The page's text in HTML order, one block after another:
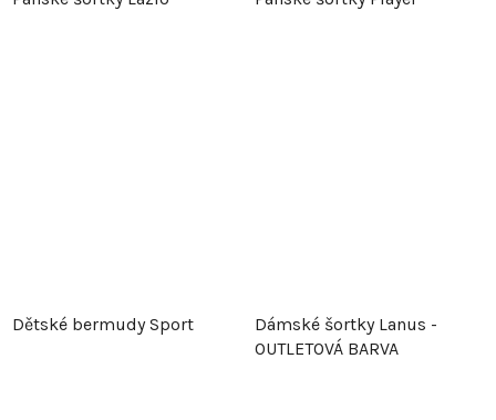
Dětské bermudy Sport
Dámské šortky Lanus -
OUTLETOVÁ BARVA